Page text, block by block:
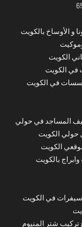
و الأوساخ بالكويت
الكويت
في الكويت
في الكويت
حولي الكويت
الكويت
بالكويت
تركيب شتر المنيوم